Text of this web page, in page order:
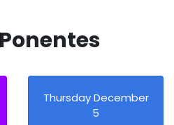
Thursday December
5